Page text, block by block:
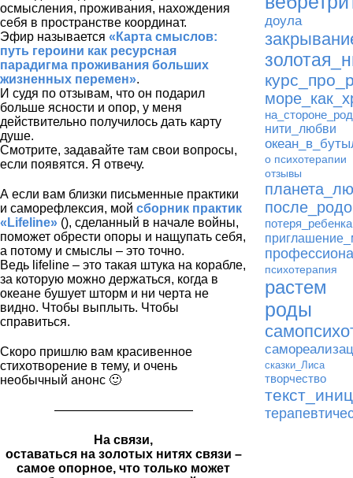
осмысления, проживания, нахождения
себя в пространстве координат.
Эфир называется «Карта смыслов:
путь героини как ресурсная
парадигма проживания больших
жизненных перемен».
И судя по отзывам, что он подарил
больше ясности и опор, у меня
действительно получилось дать карту
душе.
Смотрите, задавайте там свои вопросы,
если появятся. Я отвечу.
А если вам близки письменные практики
и саморефлексия, мой сборник практик
«Lifeline» (), сделанный в начале войны,
поможет обрести опоры и нащупать себя,
а потому и смыслы – это точно.
Ведь lifeline – это такая штука на корабле,
за которую можно держаться, когда в
океане бушует шторм и ни черта не
видно. Чтобы выплыть. Чтобы
справиться.
Скоро пришлю вам красивенное
стихотворение в тему, и очень
необычный анонс 🙂
———————————
На связи,
оставаться на золотых нитях связи –
самое опорное, что только может
доула
нити_любви
о психотерапии
отзывы
потеря_ребенка
психотерапия
растем
роды
сказки_Лиса
творчество